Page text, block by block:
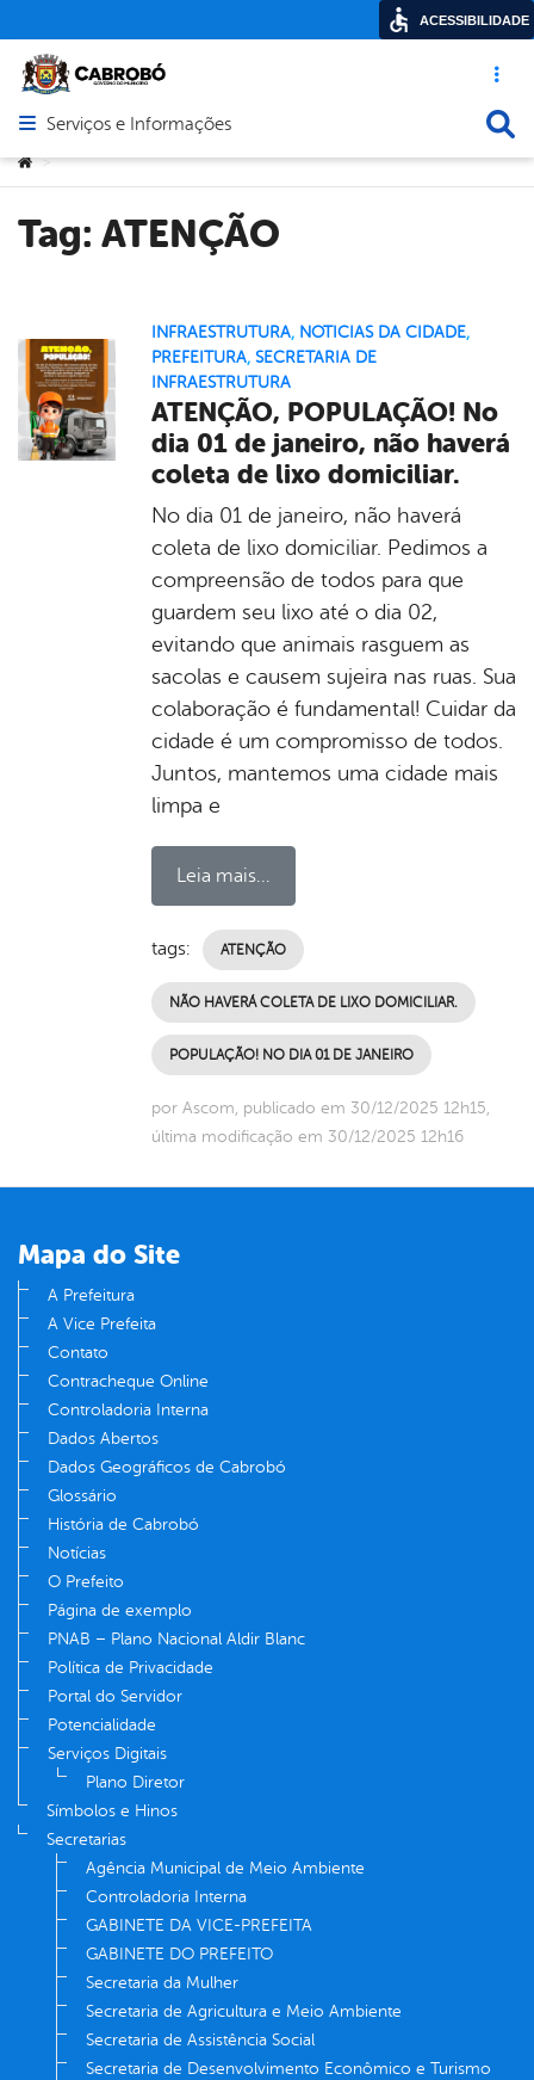
Acesso
Abrir menu principal de navegação
Serviços e Informações
Você está aqui:
>
Tag: ATENÇÃO
INFRAESTRUTURA, NOTICIAS DA CIDADE,
PREFEITURA, SECRETARIA DE
INFRAESTRUTURA
ATENÇÃO, POPULAÇÃO! No
dia 01 de janeiro, não haverá
coleta de lixo domiciliar.
No dia 01 de janeiro, não haverá
coleta de lixo domiciliar. Pedimos a
compreensão de todos para que
guardem seu lixo até o dia 02,
evitando que animais rasguem as
sacolas e causem sujeira nas ruas. Sua
colaboração é fundamental! Cuidar da
cidade é um compromisso de todos.
Juntos, mantemos uma cidade mais
limpa e
Leia mais...
tags: ATENÇÃO
NÃO HAVERÁ COLETA DE LIXO DOMICILIAR.
POPULAÇÃO! NO DIA 01 DE JANEIRO
por Ascom, publicado em 30/12/2025 12h15,
última modificação em 30/12/2025 12h16
Mapa do Site
A Prefeitura
A Vice Prefeita
Contato
Contracheque Online
Controladoria Interna
Dados Abertos
Dados Geográficos de Cabrobó
Glossário
História de Cabrobó
Notícias
O Prefeito
Página de exemplo
PNAB – Plano Nacional Aldir Blanc
Política de Privacidade
Portal do Servidor
Potencialidade
Serviços Digitais
Plano Diretor
Símbolos e Hinos
Secretarias
Agência Municipal de Meio Ambiente
Controladoria Interna
GABINETE DA VICE-PREFEITA
GABINETE DO PREFEITO
Secretaria da Mulher
Secretaria de Agricultura e Meio Ambiente
Secretaria de Assistência Social
Secretaria de Desenvolvimento Econômico e Turismo
ACESSIBILIDADE